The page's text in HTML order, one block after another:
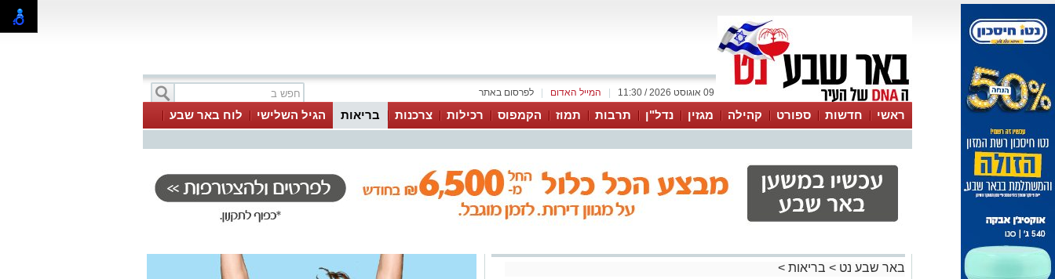
לפרסום באתר המייל האדום 09 אוגוסט 2026 / 11:30
ראשי חדשות ספורט קהילה מגזין נדל"ן תרבות תמוז הקמפוס רכילות צרכנות בריאות הגיל השלישי
לוח באר שבע
באר שבע נט > בריאות >